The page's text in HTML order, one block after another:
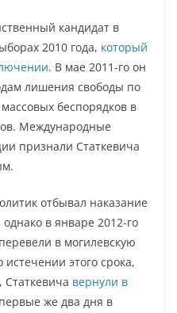
кандидат в
2010 года, который
. В мае 2011-го он
лишения свободы по
беспорядков в
Международные
признали Статкевича
отбывал наказание
в январе 2012-го
в могилевскую
этого срока,
вернули в
же два дня в